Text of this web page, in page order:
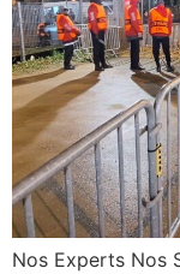
Nos Experts Nos